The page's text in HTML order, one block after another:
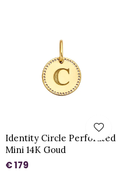
Identity Circle Perforated
Mini 14K Goud
€ 179